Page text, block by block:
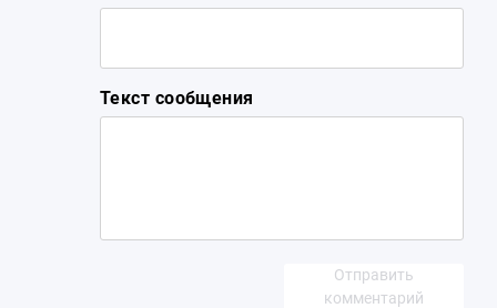
Текст сообщения
Отправить
комментарий